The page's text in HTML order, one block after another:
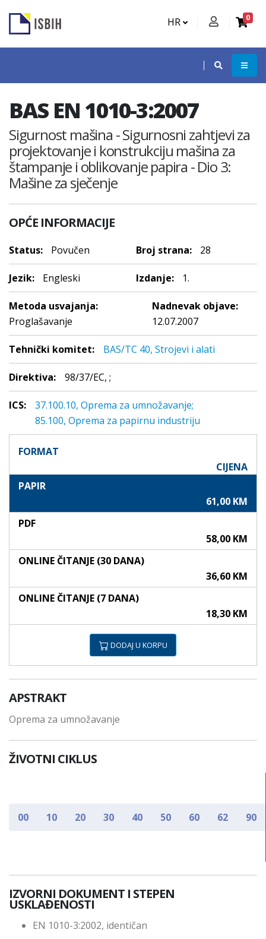
HR 0
BAS EN 1010-3:2007
Sigurnost mašina - Sigurnosni zahtjevi za
projektovanje i konstrukciju mašina za
štampanje i oblikovanje papira - Dio 3:
Mašine za sječenje
OPĆE INFORMACIJE
Status: Povučen Broj strana: 28
Jezik: Engleski Izdanje: 1.
Metoda usvajanja:
Proglašavanje
Nadnevak objave:
12.07.2007
Tehnički komitet: BAS/TC 40, Strojevi i alati
Direktiva: 98/37/EC, ;
ICS:
37.100.10, Oprema za umnožavanje;
85.100, Oprema za papirnu industriju
FORMAT
CIJENA
PAPIR
61,00 KM
PDF
58,00 KM
ONLINE ČITANJE (30 DANA)
36,60 KM
ONLINE ČITANJE (7 DANA)
18,30 KM
DODAJ U KORPU
APSTRAKT
Oprema za umnožavanje
ŽIVOTNI CIKLUS
00 10 20 30 40 50 60 62 90
IZVORNI DOKUMENT I STEPEN
USKLAĐENOSTI
EN 1010-3:2002, identičan